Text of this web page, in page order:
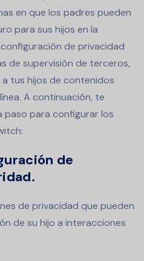
en que los padres pueden
para sus hijos en la
de privacidad
de supervisión de terceros,
tus hijos de contenidos
A continuación, te
paso para configurar los
de
de privacidad que pueden
de su hijo a interacciones